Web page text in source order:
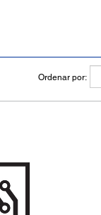
Ordenar por: